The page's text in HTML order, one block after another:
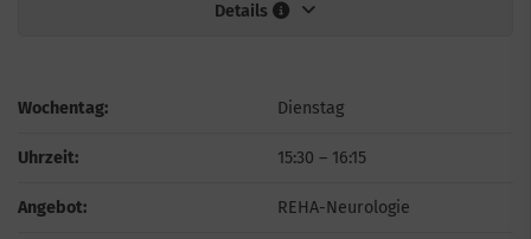
Details
Wochentag: Dienstag
Uhrzeit: 15:30 – 16:15
Angebot: REHA-Neurologie